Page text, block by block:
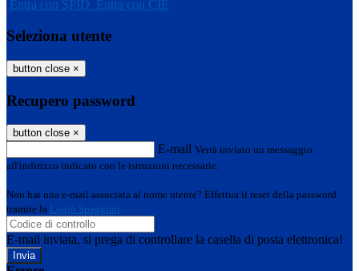
Entra con SPID Entra con CIE
Seleziona utente
button close ×
Recupero password
button close ×
E-mail Verrà inviato un messaggio
all'indirizzo indicato con le istruzioni necessarie.
Non hai una e-mail associata al nome utente? Effettua il reset della password
tramite la Login Spaggiari
E-mail inviata, si prega di controllare la casella di posta elettronica!